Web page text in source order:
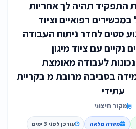
התפקיד תהיה לך אחריות
במכשירים רפואיים וציוד
סטים לחדר ניתוח העבודה
נקיים עם ציוד מיגון
לעבודה מאומצת
בסביבה מרובת מ בקריית
עתידי
מקור חיצוני
משרה מלאה עודכן לפני 3 ימים